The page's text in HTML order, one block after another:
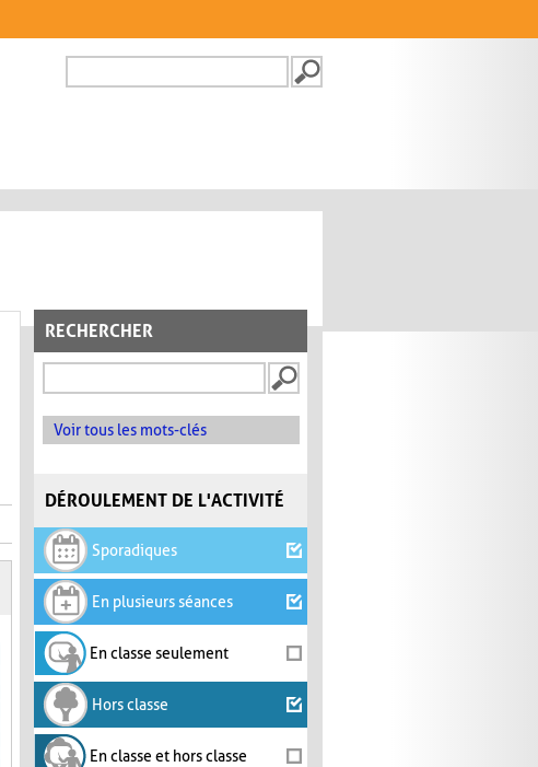
FORMULAIRE DE
RECHERCHER
Voir tous les mots-clés
DÉROULEMENT DE L'ACTIVITÉ
Sporadiques
En plusieurs séances
En classe seulement
Hors classe
En classe et hors classe